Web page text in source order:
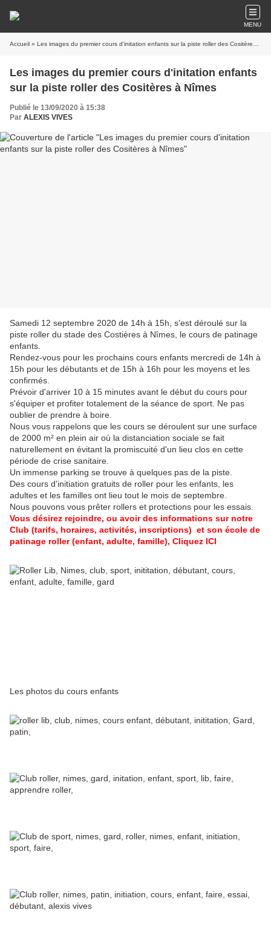
MENU
Accueil » Les images du premier cours d'initation enfants sur la piste roller des Cositères à Nîmes
Les images du premier cours d'initation enfants
sur la piste roller des Cositères à Nîmes
Publié le 13/09/2020 à 15:38
Par ALEXIS VIVES
Samedi 12 septembre 2020 de 14h à 15h, s'est déroulé sur la
piste roller du stade des Costières à Nîmes, le cours de patinage
enfants.
Rendez-vous pour les prochains cours enfants mercredi de 14h à
15h pour les débutants et de 15h à 16h pour les moyens et les
confirmés.
Prévoir d'arriver 10 à 15 minutes avant le début du cours pour
s'équiper et profiter totalement de la séance de sport. Ne pas
oublier de prendre à boire.
Nous vous rappelons que les cours se déroulent sur une surface
de 2000 m² en plein air où la distanciation sociale se fait
naturellement en évitant la promiscuité d'un lieu clos en cette
période de crise sanitaire.
Un immense parking se trouve à quelques pas de la piste.
Des cours d'initiation gratuits de roller pour les enfants, les
adultes et les familles ont lieu tout le mois de septembre.
Nous pouvons vous prêter rollers et protections pour les essais.
Vous désirez rejoindre, ou avoir des informations sur notre
Club (tarifs, horaires, activités, inscriptions) et son école de
patinage roller (enfant, adulte, famille), Cliquez ICI
Les photos du cours enfants